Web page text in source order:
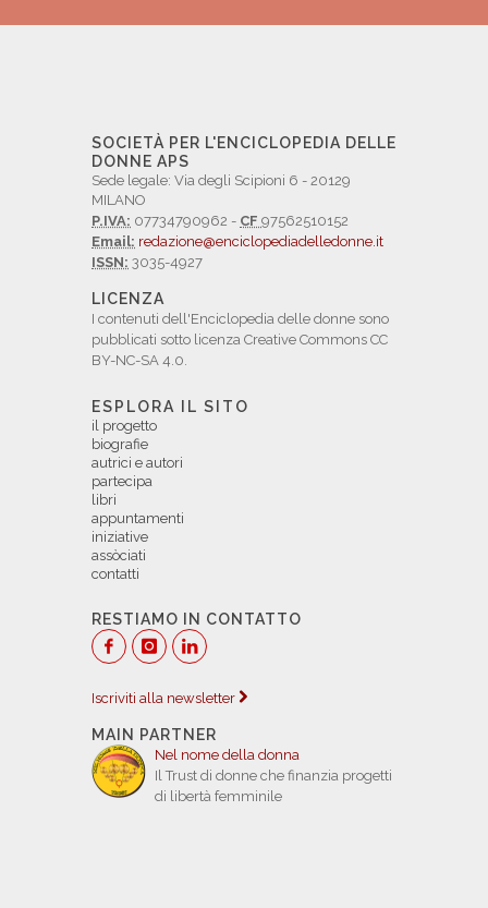
SOCIETÀ PER L'ENCICLOPEDIA DELLE
DONNE APS
Sede legale: Via degli Scipioni 6 - 20129
MILANO
P.IVA: 07734790962 - CF 97562510152
Email: redazione@enciclopediadelledonne.it
ISSN: 3035-4927
LICENZA
I contenuti dell'Enciclopedia delle donne sono
pubblicati sotto licenza Creative Commons CC
BY-NC-SA 4.0.
ESPLORA IL SITO
il progetto
biografie
autrici e autori
partecipa
libri
appuntamenti
iniziative
assòciati
contatti
RESTIAMO IN CONTATTO
Iscriviti alla newsletter
MAIN PARTNER
Nel nome della donna
Il Trust di donne che finanzia progetti
di libertà femminile